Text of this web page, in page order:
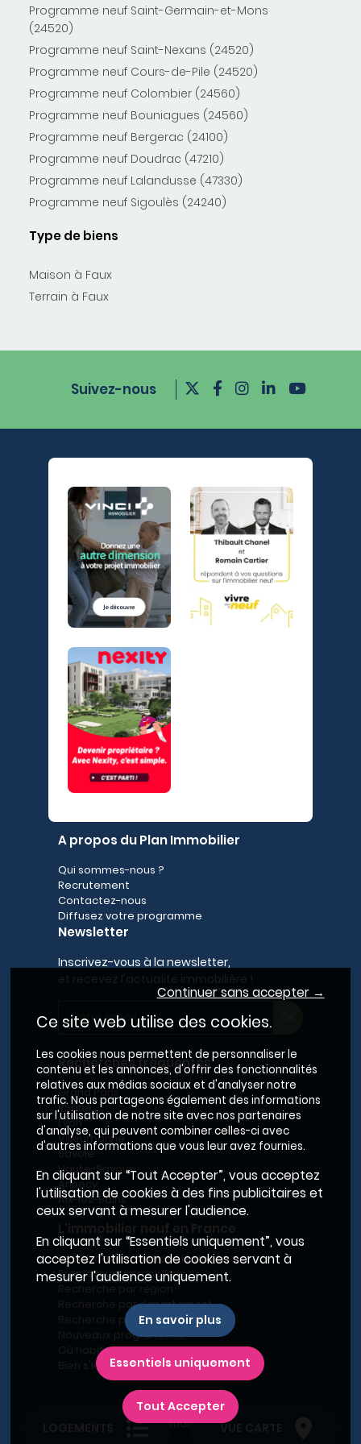
VUE CARTE
Programme neuf Saint-Germain-et-Mons
(24520)
Programme neuf Saint-Nexans (24520)
Programme neuf Cours-de-Pile (24520)
Programme neuf Colombier (24560)
Programme neuf Bouniagues (24560)
Programme neuf Bergerac (24100)
Programme neuf Doudrac (47210)
Programme neuf Lalandusse (47330)
Programme neuf Sigoulès (24240)
Type de biens
Maison à Faux
Terrain à Faux
Suivez-nous
A propos du Plan Immobilier
Qui sommes-nous ?
Recrutement
Contactez-nous
Diffusez votre programme
Newsletter
Inscrivez-vous à la newsletter,
Recherches fréquentes
Grand Paris
Rhône
Lyon
Villeurbanne
Savoie
Haute-Savoie
Annecy
Aix-les-Bains
Le BRS dans la Métropole de Lyon
Promoteurs immobiliers
Recherche par département
Recherche par ville
Nouveaux programmes
Où habiter à Marseille ?
Bien s'installer
-
Conditions générales d’utilisation
Charte de confidentialité-Mentions légales
Continuer sans accepter →
Ce site web utilise des cookies.
Les cookies nous permettent de personnaliser le
contenu et les annonces, d'offrir des fonctionnalités
relatives aux médias sociaux et d'analyser notre
trafic. Nous partageons également des informations
sur l'utilisation de notre site avec nos partenaires
d'analyse, qui peuvent combiner celles-ci avec
d'autres informations que vous leur avez fournies.
En cliquant sur “Tout Accepter”, vous acceptez
l'utilisation de cookies à des fins publicitaires et
ceux servant à mesurer l'audience.
En cliquant sur “Essentiels uniquement”, vous
acceptez l'utilisation de cookies servant à
mesurer l'audience uniquement.
En savoir plus
Essentiels uniquement
Tout Accepter